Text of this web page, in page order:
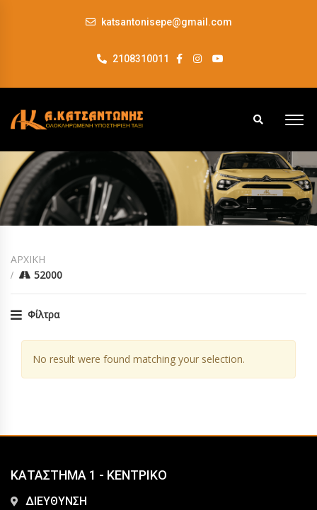
katsantonisepe@gmail.com
2108310011
ΑΡΧΙΚΗ
52000
Φίλτρα
No result were found matching your selection.
ΚΑΤΑΣΤΗΜΑ 1 - ΚΕΝΤΡΙΚΟ
ΔΙΕΥΘΥΝΣΗ